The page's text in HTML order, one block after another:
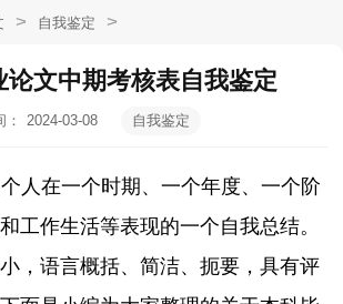
> 自我鉴定 >
论文中期考核表自我鉴定
：
2024-03-08
自我鉴定
人在一个时期、一个年度、一个阶
工作生活等表现的一个自我总结。
，语言概括、简洁、扼要，具有评